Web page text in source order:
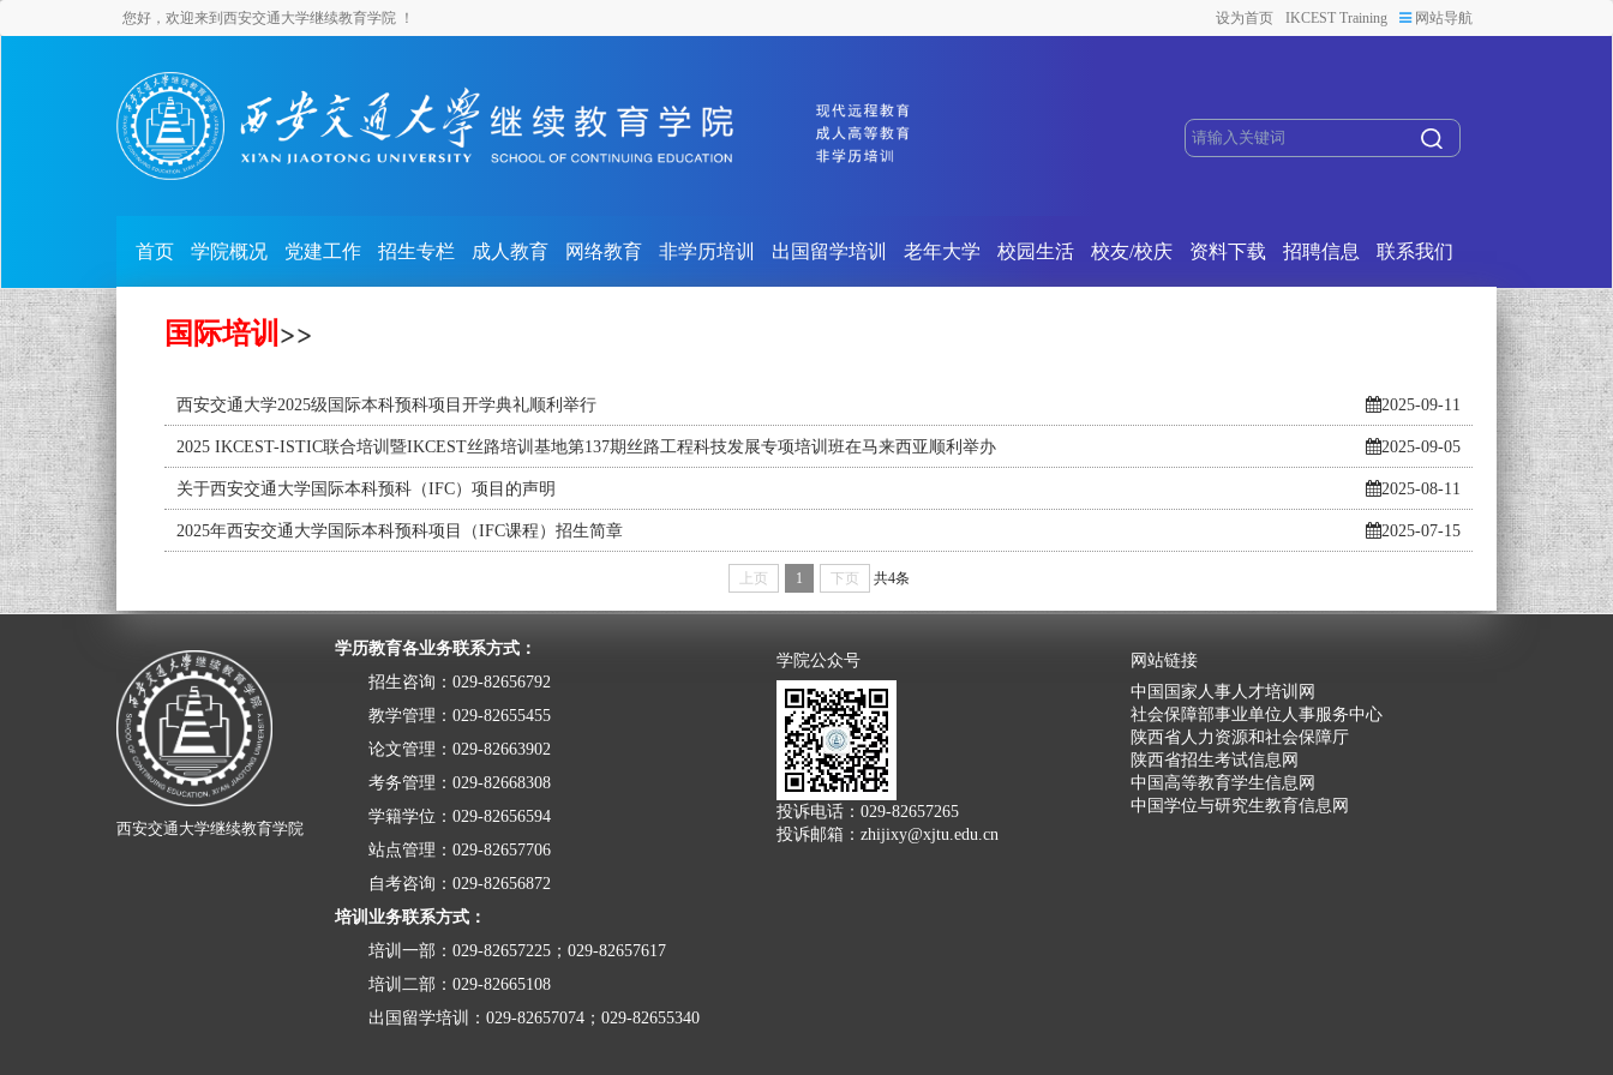
您好，欢迎来到西安交通大学继续教育学院 ！ 设为首页 IKCEST Training 网站导航
首页 学院概况 党建工作 招生专栏 成人教育 网络教育 非学历培训 出国留学培训 老年大学 校园生活 校友/校庆 资料下载 招聘信息 联系我们
国际培训>>
西安交通大学2025级国际本科预科项目开学典礼顺利举行 2025-09-11
2025 IKCEST-ISTIC联合培训暨IKCEST丝路培训基地第137期丝路工程科技发展专项培训班在马来西亚顺利举办 2025-09-05
关于西安交通大学国际本科预科（IFC）项目的声明 2025-08-11
2025年西安交通大学国际本科预科项目（IFC课程）招生简章 2025-07-15
上页 1 下页 共4条
西安交通大学继续教育学院
学历教育各业务联系方式：
招生咨询：029-82656792
教学管理：029-82655455
论文管理：029-82663902
考务管理：029-82668308
学籍学位：029-82656594
站点管理：029-82657706
自考咨询：029-82656872
培训业务联系方式：
培训一部： 029-82657225； 029-82657617
培训二部：029-82665108
出国留学培训：029-82657074；029-82655340
学院公众号
投诉电话：029-82657265
投诉邮箱：zhijixy@xjtu.edu.cn
网站链接
中国国家人事人才培训网
社会保障部事业单位人事服务中心
陕西省人力资源和社会保障厅
陕西省招生考试信息网
中国高等教育学生信息网
中国学位与研究生教育信息网